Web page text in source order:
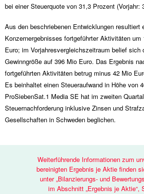
bei einer Steuerquote von 31,3 Prozent (Vorjahr:
Aus den beschriebenen Entwicklungen resultiert
Konzernergebnisses fortgeführter Aktivitäten um
Euro; im Vorjahresvergleichszeitraum belief sich
Gewinngröße auf 396 Mio Euro. Das Ergebnis
fortgeführten Aktivitäten betrug minus 42 Mio
Es beinhaltet einen Steueraufwand in Höhe von
ProSiebenSat.1 Media SE hat im zweiten
Steuernachforderung inklusive Zinsen und
Gesellschaften in Schweden beglichen.
Weiterführende Informationen zum
bereinigten Ergebnis je Aktie finden
unter „Bilanzierungs- und
im Abschnitt „Ergebnis je Aktie“,